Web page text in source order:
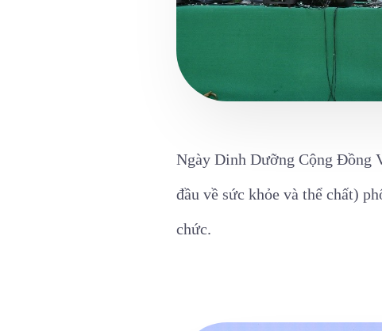
Ngày Dinh Dưỡng Cộng Đồng
đầu về sức khỏe và thể chất)
chức.